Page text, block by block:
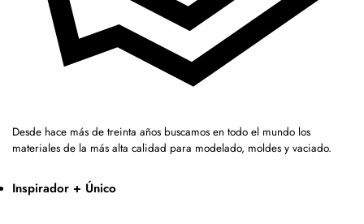
Desde hace más de treinta años buscamos en todo el mundo los
materiales de la más alta calidad para modelado, moldes y vaciado.
Inspirador + Único